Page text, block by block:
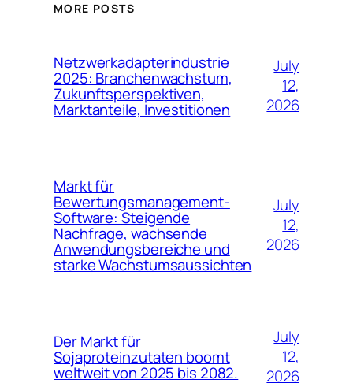
MORE POSTS
Netzwerkadapterindustrie
2025: Branchenwachstum,
Zukunftsperspektiven,
Marktanteile, Investitionen
July
12,
2026
Markt für
Bewertungsmanagement-
Software: Steigende
Nachfrage, wachsende
Anwendungsbereiche und
starke Wachstumsaussichten
July
12,
2026
Der Markt für
Sojaproteinzutaten boomt
weltweit von 2025 bis 2082.
July
12,
2026